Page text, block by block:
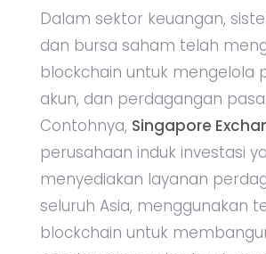
Dalam sektor keuangan,
dan bursa saham telah
blockchain untuk mengelola
akun, dan perdagangan
Contohnya, Singapore
perusahaan induk investasi
menyediakan layanan
seluruh Asia, menggunakan
blockchain untuk